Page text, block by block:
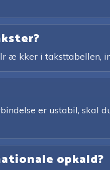
æ kker i taksttabellen,
er ustabil, skal
opkald?